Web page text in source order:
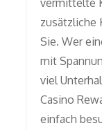
vermittelte
zusätzliche
Sie. Wer
mit
viel
Casino
einfach